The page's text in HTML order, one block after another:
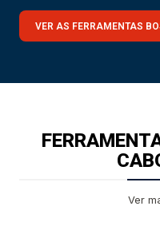
VER AS FERRAMENTAS
Ver